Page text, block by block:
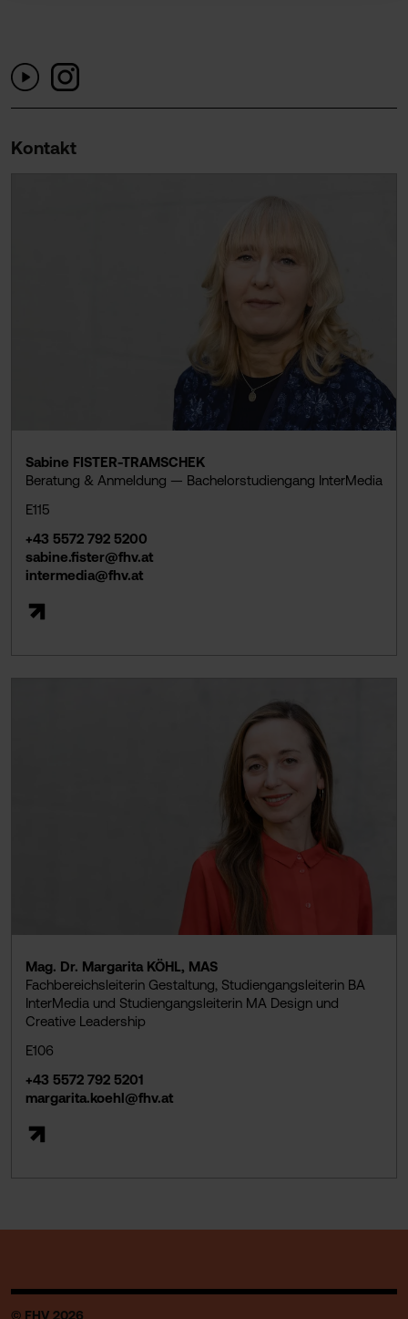
Kontakt
Sabine FISTER-TRAMSCHEK
Beratung & Anmeldung — Bachelorstudiengang InterMedia
E115
+43 5572 792 5200
sabine.fister@fhv.at
intermedia@fhv.at
Mag. Dr. Margarita KÖHL, MAS
Fachbereichsleiterin Gestaltung, Studiengangsleiterin BA
InterMedia und Studiengangsleiterin MA Design und
Creative Leadership
E106
+43 5572 792 5201
margarita.koehl@fhv.at
© FHV 2026